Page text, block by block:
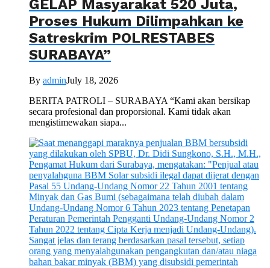
GELAP Masyarakat 520 Juta,
Proses Hukum Dilimpahkan ke
Satreskrim POLRESTABES
SURABAYA”
By adminJuly 18, 2026
BERITA PATROLI – SURABAYA “Kami akan bersikap
secara profesional dan proporsional. Kami tidak akan
mengistimewakan siapa...